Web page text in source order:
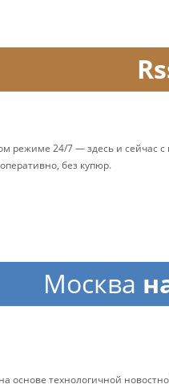
режиме 24/7 — здесь и
без купюр.
Москва
основе технологичной